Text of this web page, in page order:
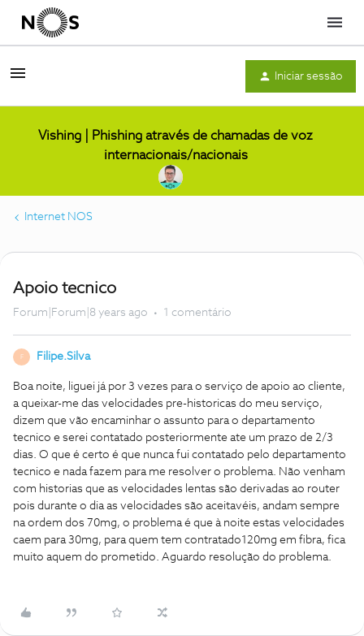
Menu
Iniciar sessão
Vishing | Phishing através de chamadas de voz
internacionais/nacionais
Internet NOS
Apoio tecnico
Forum|Forum|8 years ago 1 comentário
F Filipe.Silva
Boa noite, liguei já por 3 vezes para o serviço de apoio ao cliente,
a queixar-me das velocidades pre-historicas do meu serviço,
dizem que vão encaminhar o assunto para o departamento
tecnico e serei contatado posteriormente ate um prazo de 2/3
dias. O que é certo é que nunca fui contatado pelo departamento
tecnico e nada fazem para me resolver o problema. Não venham
com historias que as velocidades lentas são derivadas ao router
pois durante o dia as velocidades são aceitavéis, andam sempre
na ordem dos 70mg, o problema é que à noite estas velocidades
caem para 30mg, para quem tem contratado120mg em fibra, fica
muito aquem do prometido. Aguardo resolução do problema.